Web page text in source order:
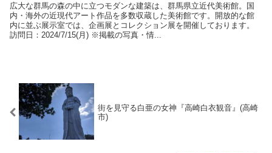
広大な群馬の森の中に立つモダンな建築は、群馬県立近代美術館。国
内・海外の近現代アート作品を多数収蔵した美術館です。開放的な館
内に並ぶ展示室では、企画展とコレクション展を開催しております。
訪問日：2024/7/15(月) ※掲載の写真・情...
街を見守る白亜の女神『高崎白衣観音』(高崎
市)